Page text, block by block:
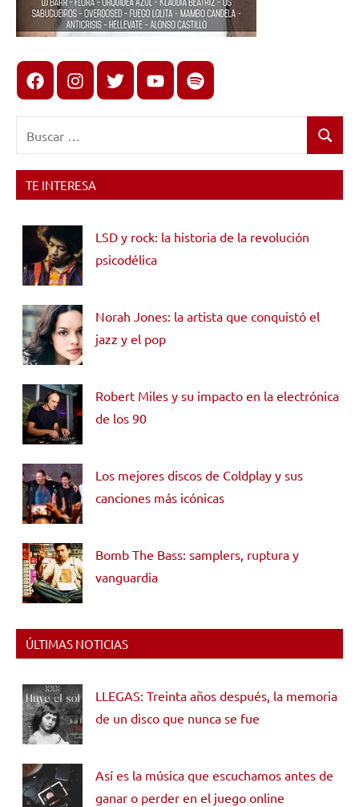
FacebookInstagram
X youtubespotify
Buscar
TE INTERESA
LSD y rock: la historia de la revolución
psicodélica
Norah Jones: la artista que conquistó el
jazz y el pop
Robert Miles y su impacto en la electrónica
de los 90
Los mejores discos de Coldplay y sus
canciones más icónicas
Bomb The Bass: samplers, ruptura y
vanguardia
ÚLTIMAS NOTICIAS
LLEGAS: Treinta años después, la memoria
de un disco que nunca se fue
Así es la música que escuchamos antes de
ganar o perder en el juego online